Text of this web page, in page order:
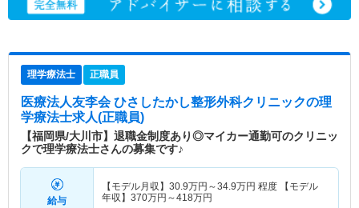
理学療法士 正職員
医療法人友李会 ひさしたかし整形外科クリニックの理
学療法士求人(正職員)
【福岡県/大川市】退職金制度あり◎マイカー通勤可のクリニッ
クで理学療法士さんの募集です♪
給与
【モデル月収】 30.9万円～34.9万円 程度 【モデル
年収】 370万円～418万円